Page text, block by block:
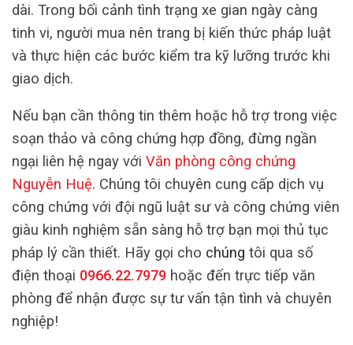
dài. Trong bối cảnh tình trạng xe gian ngày càng
tinh vi, người mua nên trang bị kiến thức pháp luật
và thực hiện các bước kiểm tra kỹ lưỡng trước khi
giao dịch.
Nếu bạn cần thông tin thêm hoặc hỗ trợ trong việc
soạn thảo và công chứng hợp đồng, đừng ngần
ngại liên hệ ngay với Văn phòng công chứng
Nguyễn Huệ. Chúng tôi chuyên cung cấp dịch vụ
công chứng với đội ngũ luật sư và công chứng viên
giàu kinh nghiệm sẵn sàng hỗ trợ bạn mọi thủ tục
pháp lý cần thiết. Hãy gọi cho chúng tôi qua số
điện thoại 0966.22.7979 hoặc đến trực tiếp văn
phòng để nhận được sự tư vấn tận tình và chuyên
nghiệp!